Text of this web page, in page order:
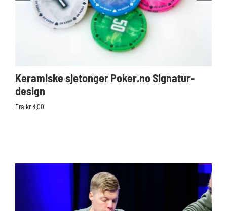
Keramiske sjetonger Poker.no Signatur-
design
Fra kr 4,00